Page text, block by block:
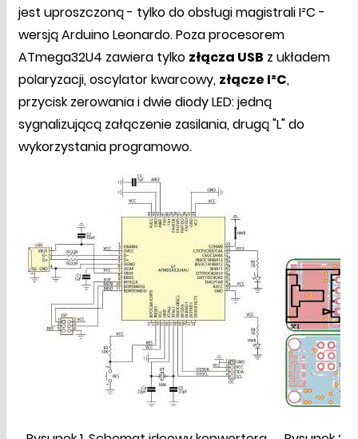
jest uproszczoną - tylko do obsługi magistrali I²C -
wersją Arduino Leonardo. Poza procesorem
ATmega32U4 zawiera tylko złącza USB z układem
polaryzacji, oscylator kwarcowy, złącze I²C,
przycisk zerowania i dwie diody LED: jedną
sygnalizującą załączenie zasilania, drugą "L" do
wykorzystania programowo.